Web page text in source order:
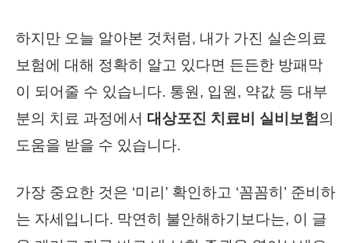
하지만 오늘 알아본 것처럼, 내가 가진 실손의료
보험에 대해 정확히 알고 있다면 든든한 방패막
이 되어줄 수 있습니다. 통원, 입원, 약값 등 대부
분의 치료 과정에서 대상포진 치료비 실비보험의
도움을 받을 수 있습니다.
가장 중요한 것은 ‘미리’ 확인하고 ‘꼼꼼히’ 준비하
는 자세입니다. 막연히 불안해하기보다는, 이 글